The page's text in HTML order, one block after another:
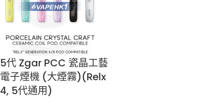
5代 Zgar PCC 瓷晶工藝
電子煙機 (大煙霧)(Relx
4, 5代通用)